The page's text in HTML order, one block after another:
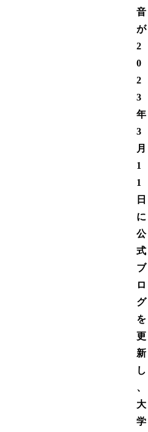
音
が
2
0
2
3
年
3
月
1
1
日
に
公
式
ブ
ロ
グ
を
更
新
し
、
大
学